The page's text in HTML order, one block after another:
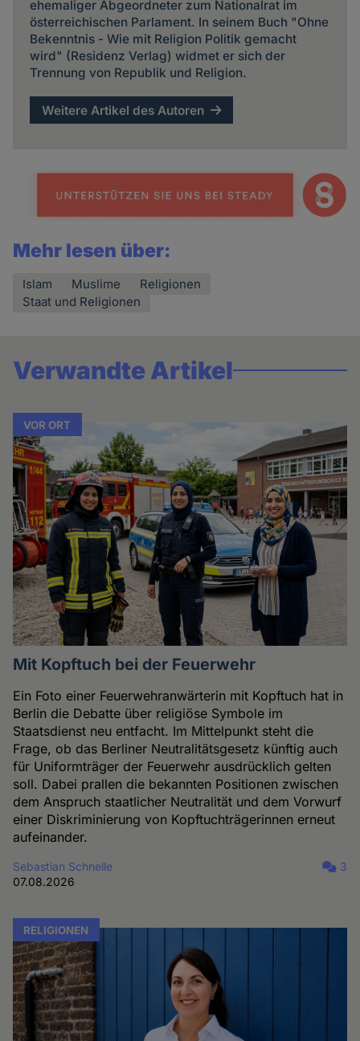
ehemaliger Abgeordneter zum Nationalrat im
österreichischen Parlament. In seinem Buch "Ohne
Bekenntnis - Wie mit Religion Politik gemacht
wird" (Residenz Verlag) widmet er sich der
Trennung von Republik und Religion.
Weitere Artikel des Autoren
Mehr lesen über:
Islam Muslime
Religionen
Staat und Religionen
Verwandte Artikel
VOR ORT
Mit Kopftuch bei der Feuerwehr
Ein Foto einer Feuerwehranwärterin mit Kopftuch hat in
Berlin die Debatte über religiöse Symbole im
Staatsdienst neu entfacht. Im Mittelpunkt steht die
Frage, ob das Berliner Neutralitätsgesetz künftig auch
für Uniformträger der Feuerwehr ausdrücklich gelten
soll. Dabei prallen die bekannten Positionen zwischen
dem Anspruch staatlicher Neutralität und dem Vorwurf
einer Diskriminierung von Kopftuchträgerinnen erneut
aufeinander.
Sebastian Schnelle
07.08.2026
3
RELIGIONEN